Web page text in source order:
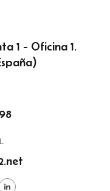
1 - Oficina 1.